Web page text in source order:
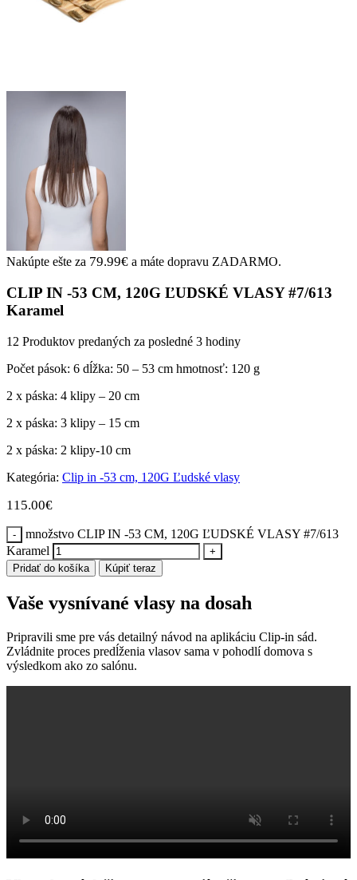
Nakúpte ešte za 79.99€ a máte dopravu ZADARMO.
CLIP IN -53 CM, 120G ĽUDSKÉ VLASY #7/613
Karamel
12 Produktov predaných za posledné 3 hodiny
Počet pások: 6 dĺžka: 50 – 53 cm hmotnosť: 120 g
2 x páska: 4 klipy – 20 cm
2 x páska: 3 klipy – 15 cm
2 x páska: 2 klipy-10 cm
Kategória: Clip in -53 cm, 120G Ľudské vlasy
115.00€
množstvo CLIP IN -53 CM, 120G ĽUDSKÉ VLASY #7/613
Karamel
Pridať do košíka Kúpiť teraz
Vaše vysnívané vlasy na dosah
Pripravili sme pre vás detailný návod na aplikáciu Clip-in sád.
Zvládnite proces predĺženia vlasov sama v pohodlí domova s
výsledkom ako zo salónu.